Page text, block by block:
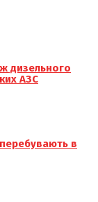
дизельного
АЗС
в